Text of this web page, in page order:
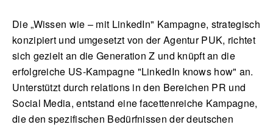
Die „Wissen wie – mit LinkedIn" Kampagne, strategisch
konzipiert und umgesetzt von der Agentur PUK, richtet
sich gezielt an die Generation Z und knüpft an die
erfolgreiche US-Kampagne "LinkedIn knows how" an.
Unterstützt durch relations in den Bereichen PR und
Social Media, entstand eine facettenreiche Kampagne,
die den spezifischen Bedürfnissen der deutschen